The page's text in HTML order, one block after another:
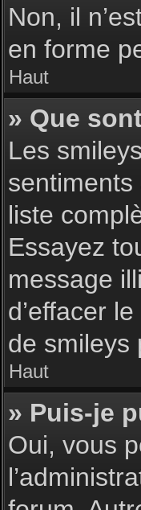
Non, il
en forme
Haut
» Que
Les
liste
Essayez
message
d’effacer
de smileys
Haut
» Puis-je
Oui, vous